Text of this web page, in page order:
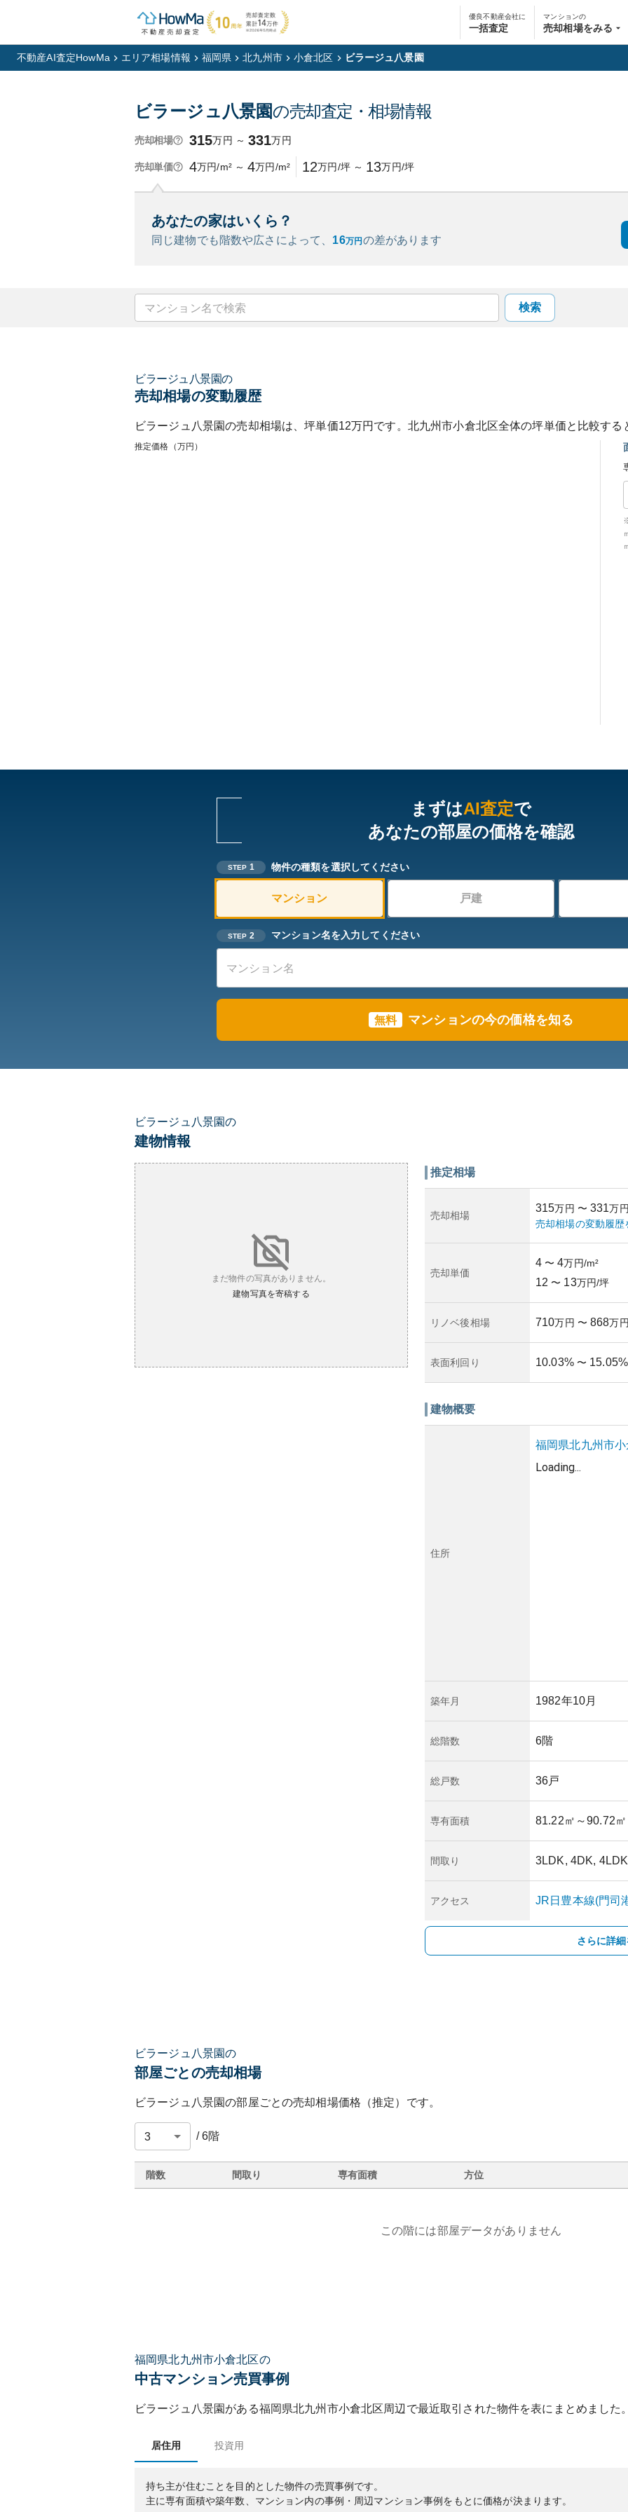
優良不動産会社に
一括査定
マンションの
売却相場をみる
不動産AI査定HowMa エリア相場情報 福岡県 北九州市 小倉北区 ビラージュ八景園
ビラージュ八景園の売却査定・相場情報
売却相場 315万円 ～ 331万円
売却単価 4万円/m² ～ 4万円/m² 12万円/坪 ～ 13万円/坪
あなたの家はいくら？
同じ建物でも階数や広さによって、 16万円 の差があります
検索
ビラージュ八景園の
売却相場の変動履歴
ビラージュ八景園の売却相場は、坪単価12万円です。 北九州市小倉北区全体の坪単価と比較する
推定価格（万円）
まずはAI査定で
あなたの部屋の価格を確認
STEP 1 物件の種類を選択してください
マンション 戸建
STEP 2 マンション名を入力してください
無料 マンションの今の価格を知る
ビラージュ八景園の
建物情報
まだ物件の写真がありません。
建物写真を寄稿する
推定相場
売却相場
315万円 〜 331万
売却相場の変動履歴
売却単価
4 〜 4万円/m²
12 〜 13万円/坪
リノベ後相場 710万円 〜 868万
表面利回り 10.03% 〜 15.05%
建物概要
住所
福岡県北九州市
Loading...
築年月 1982年10月
総階数 6階
総戸数 36戸
専有面積 81.22㎡ ～90.72㎡
間取り 3LDK, 4DK,
アクセス JR日豊本線(門司
さらに詳
ビラージュ八景園の
部屋ごとの売却相場
ビラージュ八景園の部屋ごとの売却相場価格（推定）です。
/6階
階数 間取り 専有面積 方位
この階には部屋データがありません
福岡県北九州市小倉北区の
中古マンション売買事例
ビラージュ八景園 がある福岡県北九州市小倉北区周辺で最近取引された物件を表にまとめました
居住用 投資用
持ち主が住むことを目的とした物件の売買事例です。
主に専有面積や築年数、マンション内の事例・周辺マンション事例をもとに価格が決まります。